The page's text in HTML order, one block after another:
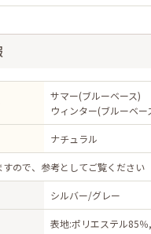
サマー(ブルーベース)
ウィンター(ブルーベー
ナチュラル
ので、参考としてご覧ください
シルバー/グレー
表地:ポリエステル85